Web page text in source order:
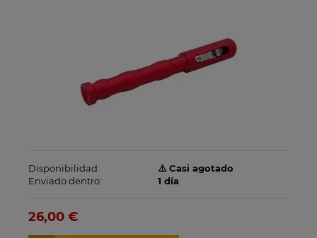
Disponibilidad:
⚠️ Casi agotado
Enviado dentro:
1 día
26,00 €